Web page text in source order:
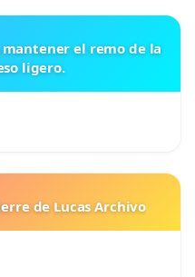
ligero.
de Lucas Archivo